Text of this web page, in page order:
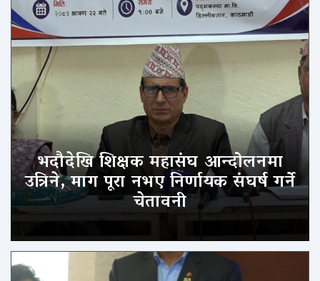
भदौदेखि शिक्षक महासंघ आन्दोलनमा
उत्रिने, माग पूरा नभए निर्णायक संघर्ष गर्ने
चेतावनी